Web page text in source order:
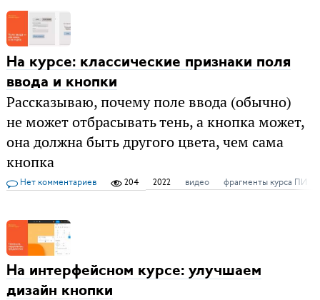
На курсе: классические признаки поля
ввода и кнопки
Рассказываю, почему поле ввода (обычно)
не может отбрасывать тень, а кнопка может,
она должна быть другого цвета, чем сама
кнопка
Нет комментариев 204 2022 видео фрагменты курса ПИ
На интерфейсном курсе: улучшаем
дизайн кнопки